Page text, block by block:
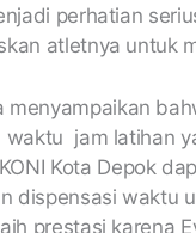
perhatian
atletnya untuk
menyampaikan
jam latihan
Kota Depok
dispensasi waktu
prestasi karena